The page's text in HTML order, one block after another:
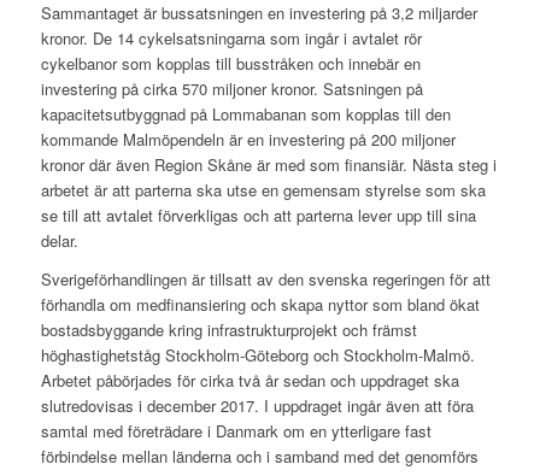
Sammantaget är bussatsningen en investering på 3,2 miljarder
kronor. De 14 cykelsatsningarna som ingår i avtalet rör
cykelbanor som kopplas till busstråken och innebär en
investering på cirka 570 miljoner kronor. Satsningen på
kapacitetsutbyggnad på Lommabanan som kopplas till den
kommande Malmöpendeln är en investering på 200 miljoner
kronor där även Region Skåne är med som finansiär. Nästa steg i
arbetet är att parterna ska utse en gemensam styrelse som ska
se till att avtalet förverkligas och att parterna lever upp till sina
delar.
Sverigeförhandlingen är tillsatt av den svenska regeringen för att
förhandla om medfinansiering och skapa nyttor som bland ökat
bostadsbyggande kring infrastrukturprojekt och främst
höghastighetståg Stockholm-Göteborg och Stockholm-Malmö.
Arbetet påbörjades för cirka två år sedan och uppdraget ska
slutredovisas i december 2017. I uppdraget ingår även att föra
samtal med företrädare i Danmark om en ytterligare fast
förbindelse mellan länderna och i samband med det genomförs